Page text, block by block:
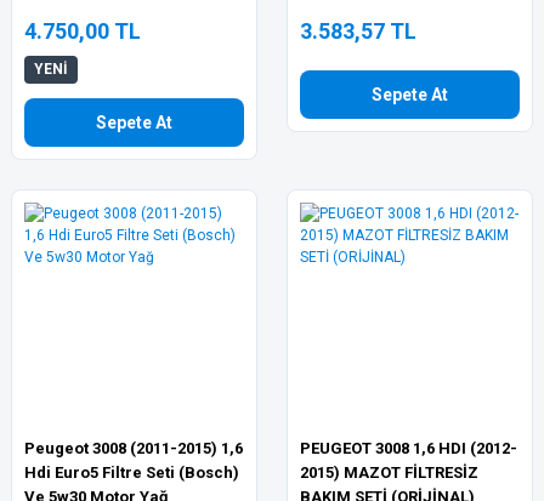
4.750,00 TL
YENİ
Sepete At
3.583,57 TL
Sepete At
Peugeot 3008 (2011-2015) 1,6
Hdi Euro5 Filtre Seti (Bosch)
Ve 5w30 Motor Yağ
PEUGEOT 3008 1,6 HDI (2012-
2015) MAZOT FİLTRESİZ
BAKIM SETİ (ORİJİNAL)